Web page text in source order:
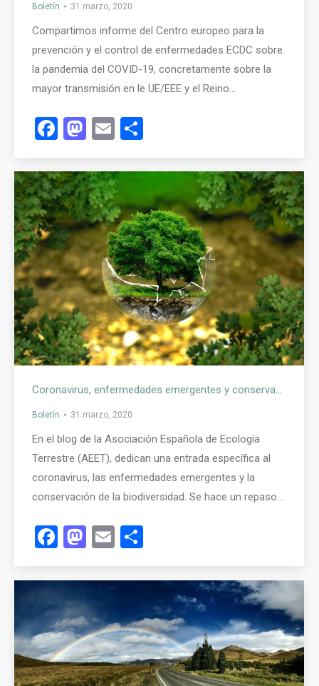
Boletín 31 marzo, 2020
Compartimos informe del Centro europeo para la
prevención y el control de enfermedades ECDC sobre
la pandemia del COVID-19, concretamente sobre la
mayor transmisión en le UE/EEE y el Reino…
Facebook
Mastodon
Email
Boletín 31 marzo, 2020
En el blog de la Asociación Española de Ecología
Terrestre (AEET), dedican una entrada específica al
coronavirus, las enfermedades emergentes y la
conservación de la biodiversidad. Se hace un repaso…
Facebook
Mastodon
Email